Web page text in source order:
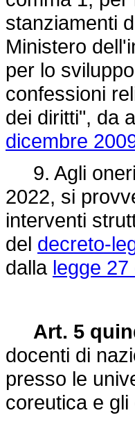
stanziamenti
Ministero
per lo
confessioni
dei diritti", da
dicembre
9. Agli oneri
2022, si
interventi
del decreto-
dalla legge
Art. 5
docenti di
presso le
coreutica e